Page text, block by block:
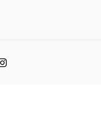
Instagram